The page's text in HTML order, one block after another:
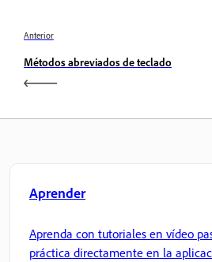
Anterior
Métodos abreviados de teclado
Aprender
Aprenda con tutoriales en vídeo
práctica directamente en la